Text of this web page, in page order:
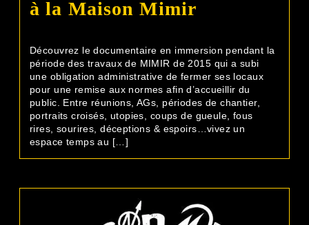
à la Maison Mimir
Découvrez le documentaire en immersion pendant la
période des travaux de MIMIR de 2015 qui a subi
une obligation administrative de fermer ses locaux
pour une remise aux normes afin d’accueillir du
public. Entre réunions, AGs, périodes de chantier,
portraits croisés, utopies, coups de gueule, fous
rires, sourires, déceptions & espoirs…vivez un
espace temps au […]